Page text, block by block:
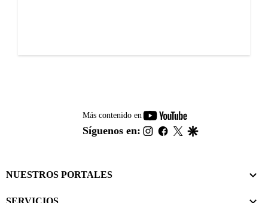
Más contenido en
youtube-
footer
Síguenos en: instagram
facebook
twitter
NUESTROS PORTALES
SERVICIOS